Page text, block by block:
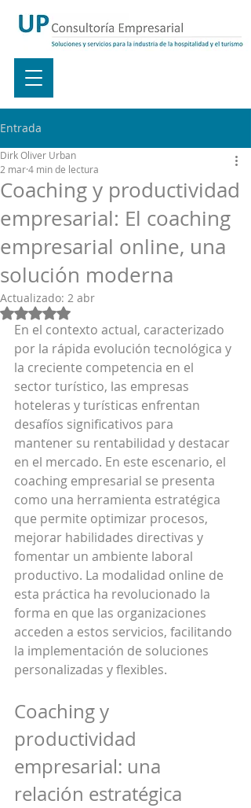
Entrada
Coaching y productividad
empresarial: El coaching
empresarial online, una
solución moderna
Dirk Oliver Urban
2 mar4 min de lectura
Actualizado: 2 abr
Obtuvo NaN de 5 estrellas.
En el contexto actual, caracterizado
por la rápida evolución tecnológica y
la creciente competencia en el
sector turístico, las empresas
hoteleras y turísticas enfrentan
desafíos significativos para
mantener su rentabilidad y destacar
en el mercado. En este escenario, el
coaching empresarial se presenta
como una herramienta estratégica
que permite optimizar procesos,
mejorar habilidades directivas y
fomentar un ambiente laboral
productivo. La modalidad online de
esta práctica ha revolucionado la
forma en que las organizaciones
acceden a estos servicios, facilitando
la implementación de soluciones
personalizadas y flexibles.
Coaching y
productividad
empresarial: una
relación estratégica